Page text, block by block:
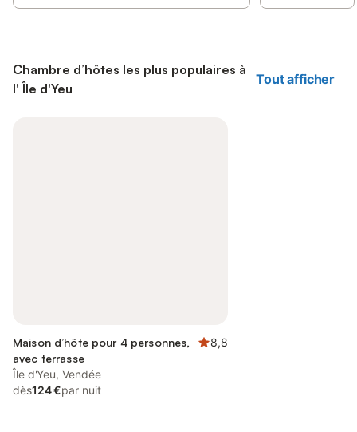
Chambre d’hôtes les plus populaires à
l' Île d'Yeu
Tout afficher
Maison d’hôte pour 4 personnes,
avec terrasse
8,8
Île d'Yeu, Vendée
dès124 €par nuit